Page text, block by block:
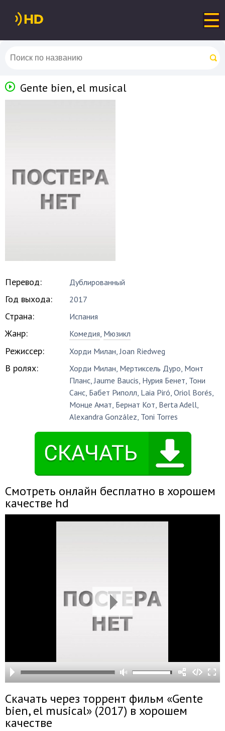
Gente bien, el musical
Перевод: Дублированный
Год выхода: 2017
Страна: Испания
Жанр: Комедия, Мюзикл
Режиссер: Хорди Милан,Joan Riedweg
В ролях: Хорди Милан, Мертиксель Дуро, Монт
Планс,Jaume Baucis, Нурия Бенет, Тони
Санс, Бабет Риполл, Laia Piró,Oriol Borés,
Монце Амат, Бернат Кот, Berta Adell,
Alexandra González, Toni Torres
Смотреть онлайн бесплатно в хорошем
качестве hd
Скачать через торрент фильм «Gente
bien, el musical» (2017) в хорошем
качестве